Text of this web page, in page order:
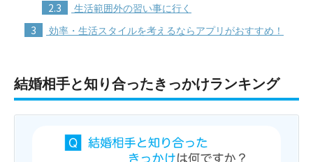
2.3 生活範囲外の習い事に行く
3 効率・生活スタイルを考えるならアプリがおすすめ！
結婚相手と知り合ったきっかけランキング